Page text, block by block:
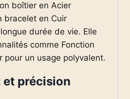
boîtier en Acier
bracelet en Cuir
durée de vie. Elle
comme Fonction
pour un usage polyvalent.
précision